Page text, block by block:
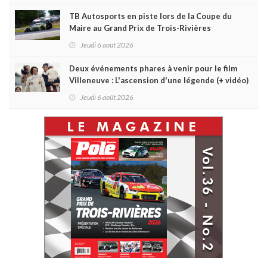
TB Autosports en piste lors de la Coupe du
Maire au Grand Prix de Trois-Rivières
Jeudi 6 août 2026
Deux événements phares à venir pour le film
Villeneuve : L'ascension d'une légende (+ vidéo)
Jeudi 6 août 2026